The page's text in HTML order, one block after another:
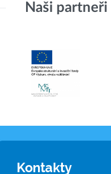
Naši
Kontakty